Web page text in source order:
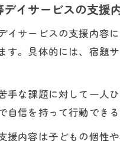
デイサービスの支援
イサービスの支援内容
す。具体的には、宿題
手な課題に対して一人
自信を持って行動でき
援内容は子どもの個性